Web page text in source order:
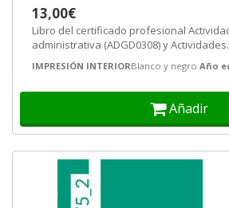
13,00€
Libro del certificado profesional
administrativa (ADGD0308) y
IMPRESIÓN INTERIORBlanco y negro Año
Añadir